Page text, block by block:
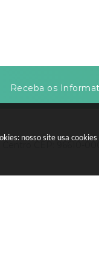
nosso site usa
Receba os
Centro CEP: 96610-